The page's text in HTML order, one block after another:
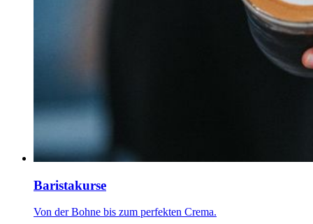
Baristakurse
Von der Bohne bis zum perfekten Crema.